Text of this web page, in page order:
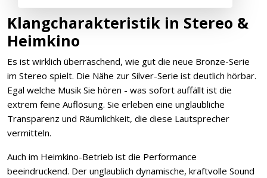
Klangcharakteristik in Stereo &
Heimkino
Es ist wirklich überraschend, wie gut die neue Bronze-Serie
im Stereo spielt. Die Nähe zur Silver-Serie ist deutlich hörbar.
Egal welche Musik Sie hören - was sofort auffällt ist die
extrem feine Auflösung. Sie erleben eine unglaubliche
Transparenz und Räumlichkeit, die diese Lautsprecher
vermitteln.
Auch im Heimkino-Betrieb ist die Performance
beeindruckend. Der unglaublich dynamische, kraftvolle Sound